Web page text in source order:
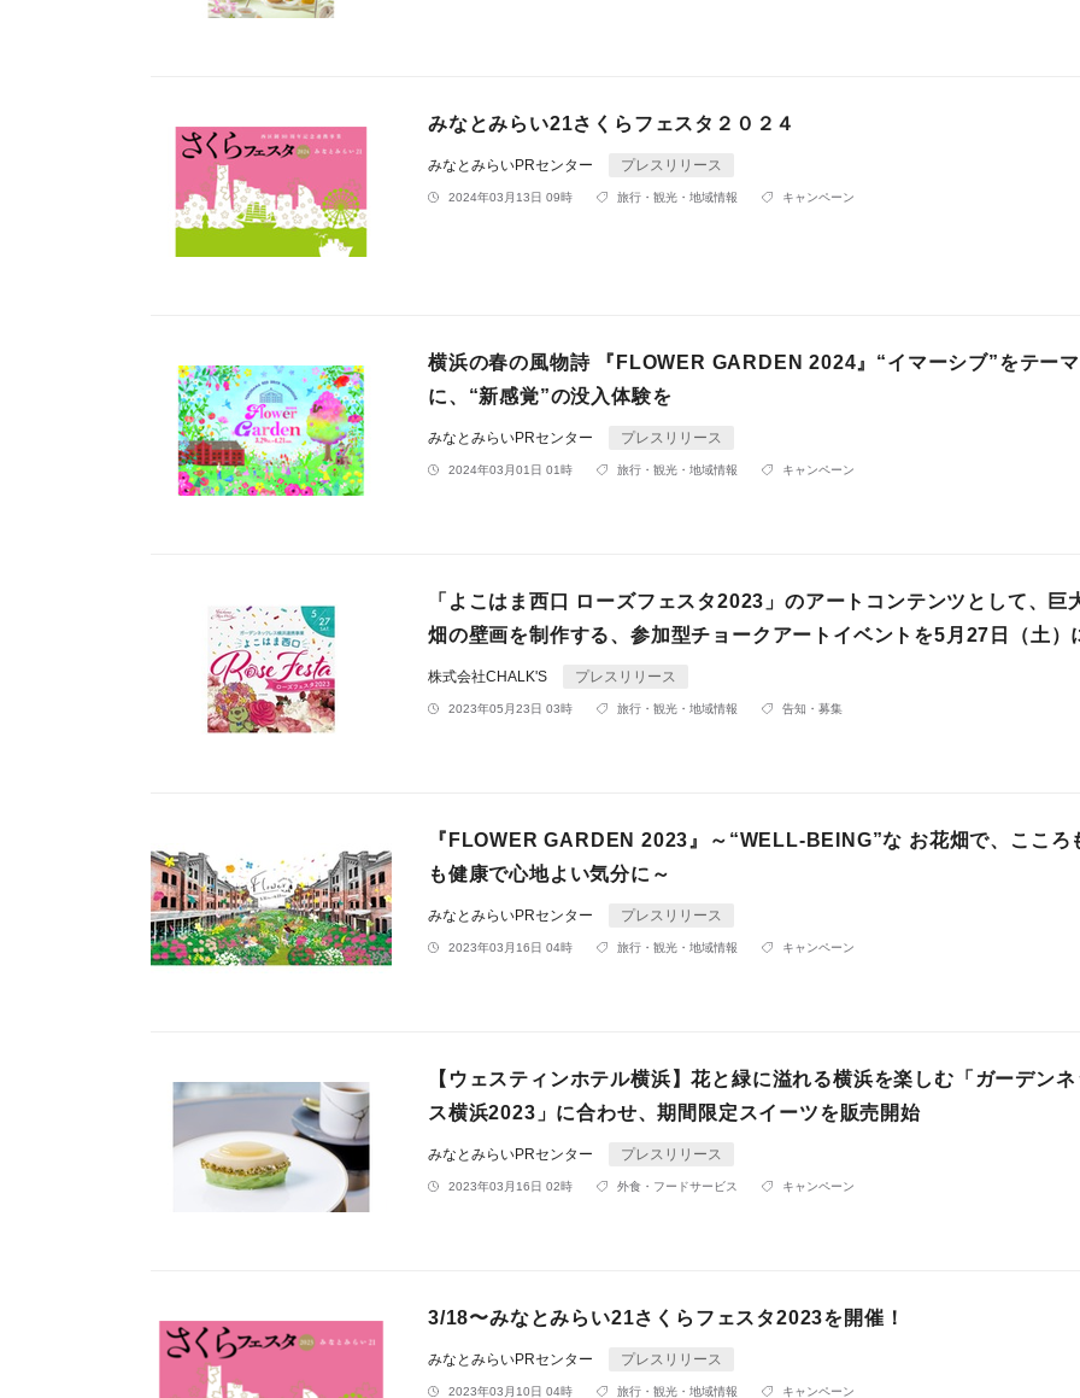
みなとみらい21さくらフェスタ２０２４
みなとみらいPRセンター プレスリリース
2024年03月13日 09時 旅行・観光・地域情報 キャンペーン
横浜の春の風物詩 『FLOWER GARDEN 2024』“イマーシブ”をテーマ
に、“新感覚”の没入体験を
みなとみらいPRセンター プレスリリース
2024年03月01日 01時 旅行・観光・地域情報 キャンペーン
「よこはま西口 ローズフェスタ2023」のアートコンテンツとして、巨
畑の壁画を制作する、参加型チョークアートイベントを5月27日（土）
株式会社CHALK'S プレスリリース
2023年05月23日 03時 旅行・観光・地域情報 告知・募集
『FLOWER GARDEN 2023』～“WELL-BEING”な お花畑で、こころ
も健康で心地よい気分に～
みなとみらいPRセンター プレスリリース
2023年03月16日 04時 旅行・観光・地域情報 キャンペーン
【ウェスティンホテル横浜】花と緑に溢れる横浜を楽しむ「ガーデン
ス横浜2023」に合わせ、期間限定スイーツを販売開始
みなとみらいPRセンター プレスリリース
2023年03月16日 02時 外食・フードサービス キャンペーン
3/18〜みなとみらい21さくらフェスタ2023を開催！
みなとみらいPRセンター プレスリリース
2023年03月10日 04時 旅行・観光・地域情報 キャンペーン